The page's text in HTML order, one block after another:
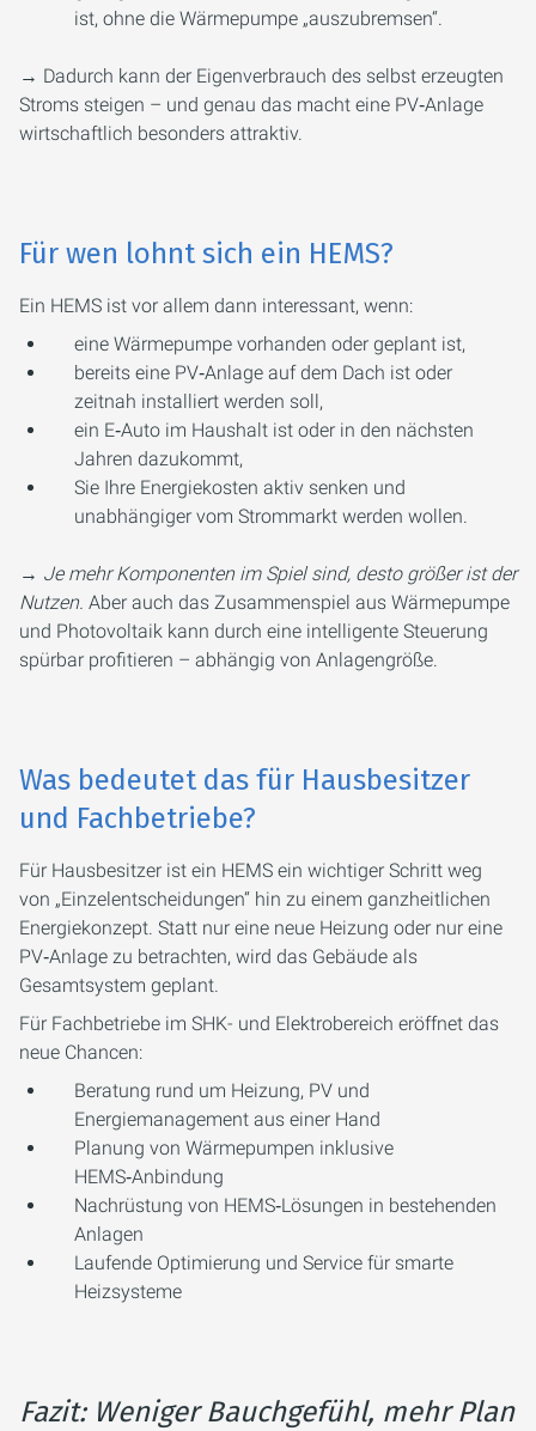
ist, ohne die Wärmepumpe „auszubremsen“.
→ Dadurch kann der Eigenverbrauch des selbst erzeugten
Stroms steigen – und genau das macht eine PV‑Anlage
wirtschaftlich besonders attraktiv.
Für wen lohnt sich ein HEMS?
Ein HEMS ist vor allem dann interessant, wenn:
eine Wärmepumpe vorhanden oder geplant ist,
bereits eine PV‑Anlage auf dem Dach ist oder
zeitnah installiert werden soll,
ein E‑Auto im Haushalt ist oder in den nächsten
Jahren dazukommt,
Sie Ihre Energiekosten aktiv senken und
unabhängiger vom Strommarkt werden wollen.
→ Je mehr Komponenten im Spiel sind, desto größer ist der
Nutzen. Aber auch das Zusammenspiel aus Wärmepumpe
und Photovoltaik kann durch eine intelligente Steuerung
spürbar profitieren – abhängig von Anlagengröße.
Was bedeutet das für Hausbesitzer
und Fachbetriebe?
Für Hausbesitzer ist ein HEMS ein wichtiger Schritt weg
von „Einzelentscheidungen“ hin zu einem ganzheitlichen
Energiekonzept. Statt nur eine neue Heizung oder nur eine
PV‑Anlage zu betrachten, wird das Gebäude als
Gesamtsystem geplant.
Für Fachbetriebe im SHK- und Elektrobereich eröffnet das
neue Chancen:
Beratung rund um Heizung, PV und
Energiemanagement aus einer Hand
Planung von Wärmepumpen inklusive
HEMS‑Anbindung
Nachrüstung von HEMS‑Lösungen in bestehenden
Anlagen
Laufende Optimierung und Service für smarte
Heizsysteme
Fazit: Weniger Bauchgefühl, mehr Plan